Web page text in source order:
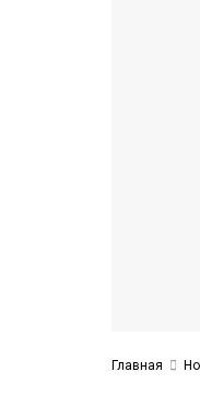
Главная